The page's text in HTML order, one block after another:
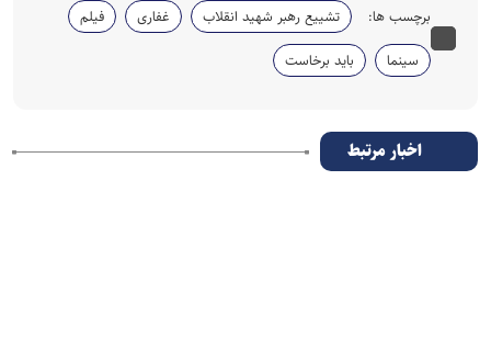
برچسب ها: تشییع رهبر شهید انقلاب غفاری
فیلم
سینما
باید برخاست
اخبار مرتبط